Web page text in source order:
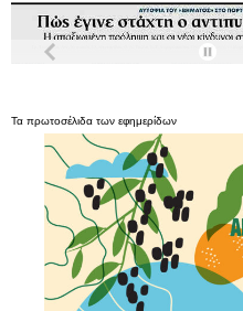
Τα πρωτοσέλιδα των εφημερίδων